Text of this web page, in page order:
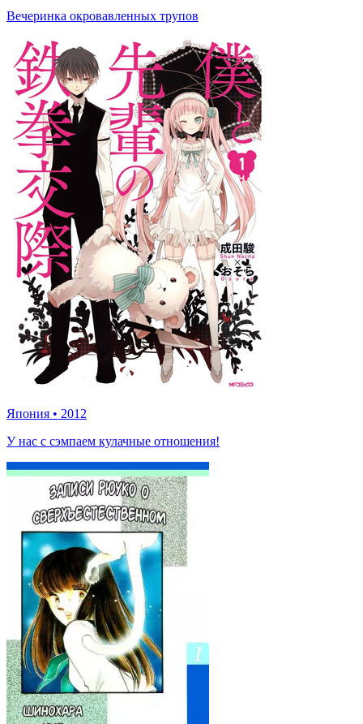
Вечеринка окровавленных трупов
Япония • 2012
У нас с сэмпаем кулачные отношения!